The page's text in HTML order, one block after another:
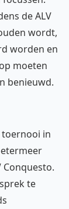
de ALV
wordt,
worden en
moeten
benieuwd.
toernooi in
Conquesto.
te